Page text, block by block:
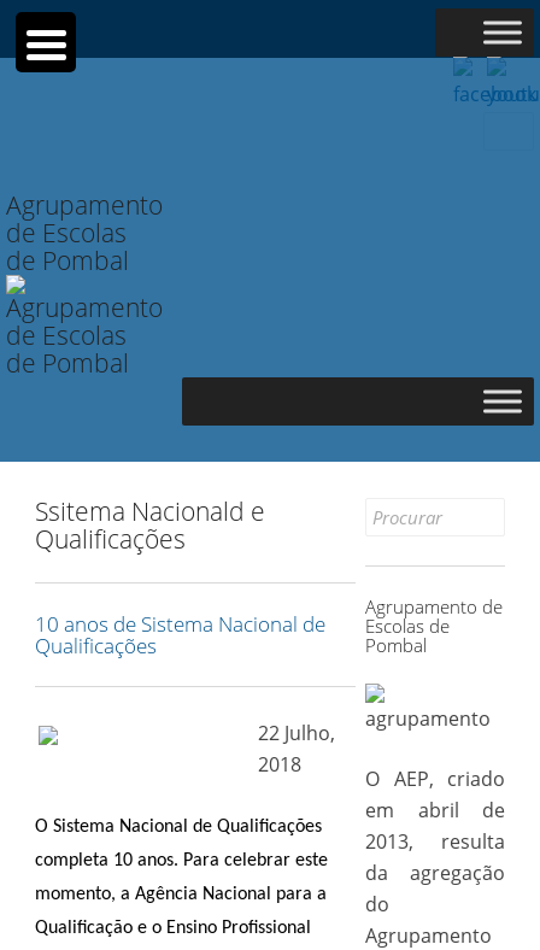
Agrupamento
de Escolas
de Pombal
Ssitema Nacionald e
Qualificações
10 anos de Sistema Nacional de
Qualificações
22 Julho,
2018
O Sistema Nacional de Qualificações
completa 10 anos. Para celebrar este
momento, a Agência Nacional para a
Qualificação e o Ensino Profissional
Search
Agrupamento de
Escolas de
Pombal
O AEP, criado
em abril de
2013, resulta
da agregação
do
Agrupamento